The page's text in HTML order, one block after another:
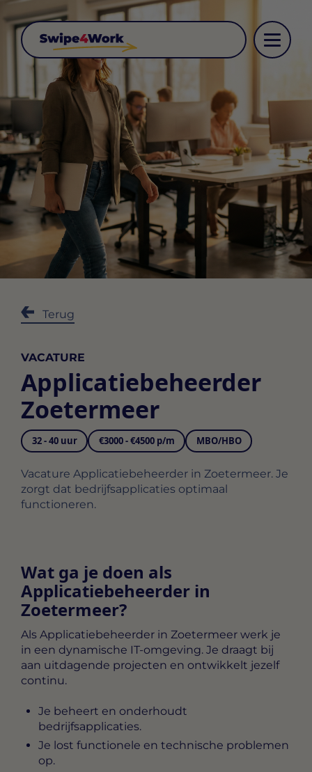
Terug
VACATURE
Applicatiebeheerder
Zoetermeer
32 - 40 uur €3000 - €4500 p/m MBO/HBO
Vacature Applicatiebeheerder in Zoetermeer. Je
zorgt dat bedrijfsapplicaties optimaal
functioneren.
Wat ga je doen als
Applicatiebeheerder in
Zoetermeer?
Als Applicatiebeheerder in Zoetermeer werk je
in een dynamische IT-omgeving. Je draagt bij
aan uitdagende projecten en ontwikkelt jezelf
continu.
Je beheert en onderhoudt
bedrijfsapplicaties.
Je lost functionele en technische problemen
op.